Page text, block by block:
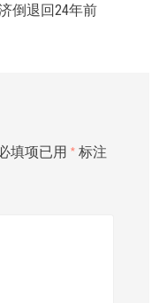
倒退回24年前
填项已用 * 标注